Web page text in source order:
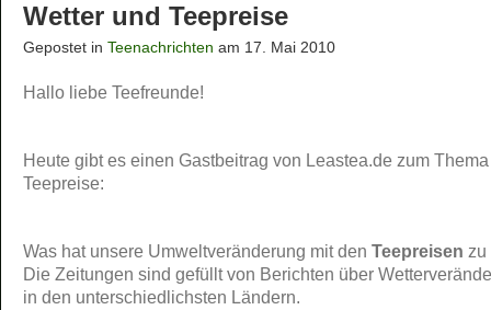
Wetter und Teepreise
Gepostet in Teenachrichten am 17. Mai 2010
Hallo liebe Teefreunde!
Heute gibt es einen Gastbeitrag von Leastea.de zum Thema
Teepreise:
Was hat unsere Umweltveränderung mit den Teepreisen zu
Die Zeitungen sind gefüllt von Berichten über
in den unterschiedlichsten Ländern.